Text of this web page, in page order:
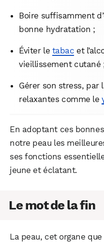
Boire suffisamment
bonne hydratation ;
Éviter le tabac et
vieillissement cutané
Gérer son stress, par
relaxantes comme le
En adoptant ces
notre peau les
ses fonctions
jeune et éclatant.
Le mot de la fin
La peau, cet organe